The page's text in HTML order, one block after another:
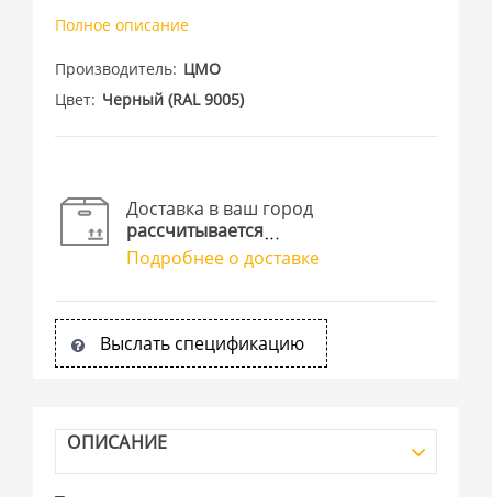
Полное описание
Производитель ЦМО
Цвет Черный (RAL 9005)
Доставка в ваш город
рассчитывается
Подробнее о доставке
Выслать спецификацию
ОПИСАНИЕ